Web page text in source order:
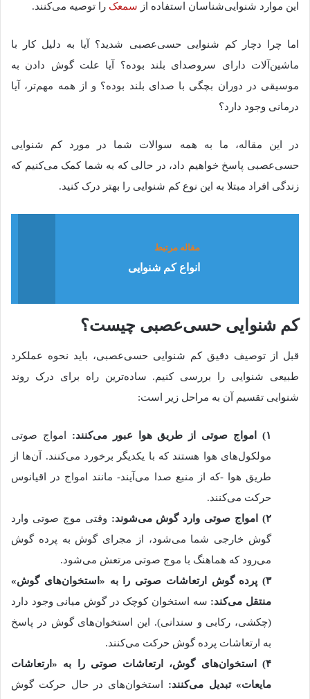
این موارد شنوایی‌شناسان استفاده از سمعک را توصیه می‌کنند.
اما چرا دچار کم شنوایی حسی‌عصبی شدید؟ آیا به دلیل کار با
ماشین‌آلات دارای سروصدای بلند بوده؟ آیا علت گوش دادن به
موسیقی در دوران بچگی با صدای بلند بوده؟ و از همه مهم‌تر، آیا
درمانی وجود دارد؟
در این مقاله، ما به همه سوالات شما در مورد کم شنوایی
حسی‌عصبی پاسخ خواهیم داد، در حالی که به شما کمک می‌کنیم که
زندگی افراد مبتلا به این نوع کم شنوایی را بهتر درک کنید.
مقاله مرتبط
انواع کم شنوایی
کم شنوایی حسی‌عصبی چیست؟
قبل از توصیف دقیق کم شنوایی حسی‌عصبی، باید نحوه عملکرد
طبیعی شنوایی را بررسی کنیم. ساده‌ترین راه برای درک روند
شنوایی تقسیم آن به مراحل زیر است:
۱) امواج صوتی از طریق هوا عبور می‌کنند:
امواج صوتی
مولکول‌های هوا هستند که با یکدیگر برخورد می‌کنند. آن‌ها از
طریق هوا -که از منبع صدا می‌آیند- مانند امواج در اقیانوس
حرکت می‎‌کنند.
۲) امواج صوتی وارد گوش می‌شوند:
وقتی موج صوتی وارد
گوش خارجی شما می‌شود، از مجرای گوش به پرده گوش
می‌رود که هماهنگ با موج صوتی مرتعش می‌شود.
۳) پرده گوش ارتعاشات صوتی را به «استخوان‌های گوش»
منتقل می‌کند: سه استخوان کوچک در گوش میانی وجود دارد
(چکشی، رکابی و سندانی). این استخوان‌های گوش در پاسخ
به ارتعاشات پرده گوش حرکت می‌کنند.
۴) استخوان‌های گوش، ارتعاشات صوتی را به «ارتعاشات
مایعات» تبدیل می‌کنند: استخوان‌های در حال حرکت گوش